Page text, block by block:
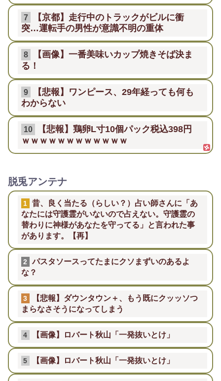
7
【京都】走行中のトラックがビルに衝
突…運転手の男性が意識不明の重体
8
【画像】一番美味いカップ焼きそば決ま
る！
9
【悲報】ワンピース、29年経っても何も
わからない
10
【悲報】鶏卵L寸10個パック税込398円
ｗｗｗｗｗｗｗｗｗｗｗｗ
脱兎アンテナ
1
昔、良く当たる（らしい？）占い師さんに「あ
なたには守護霊がいないので占えない。守護霊の
替わりに神様があなたを守ってる」と言われた事
があります。【再】
2
パスタソースってたまにクソまずいのあるよ
な？
3
【悲報】ダウンタウン＋、もう既にクッッソつ
まらなさそうになってしまう
4 【画像】ロバート秋山「一発抜いとけ」
5 【画像】ロバート秋山「一発抜いとけ」